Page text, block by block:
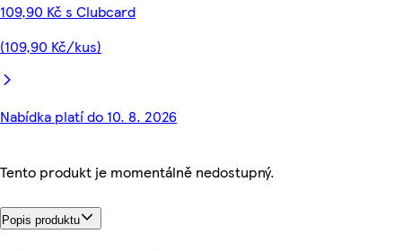
109,90 Kč s Clubcard
(109,90 Kč/kus)
Nabídka platí do 10. 8. 2026
Tento produkt je momentálně nedostupný.
Popis produktu